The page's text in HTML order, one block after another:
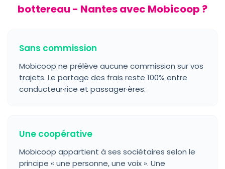
bottereau - Nantes avec Mobicoop ?
Sans commission
Mobicoop ne prélève aucune commission sur vos
trajets. Le partage des frais reste 100% entre
conducteur·rice et passager·ères.
Une coopérative
Mobicoop appartient à ses sociétaires selon le
principe « une personne, une voix ». Une